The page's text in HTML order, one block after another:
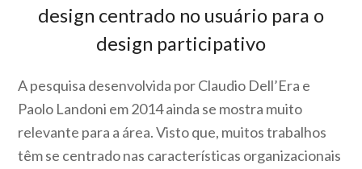
design centrado no usuário para o
design participativo
A pesquisa desenvolvida por Claudio Dell’Era e
Paolo Landoni em 2014 ainda se mostra muito
relevante para a área. Visto que, muitos trabalhos
têm se centrado nas características organizacionais